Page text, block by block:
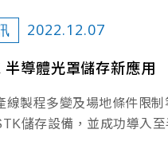
2022.12.07
導體光罩儲存新應用
線製程多變及場地條件限制
儲存設備，並成功導入